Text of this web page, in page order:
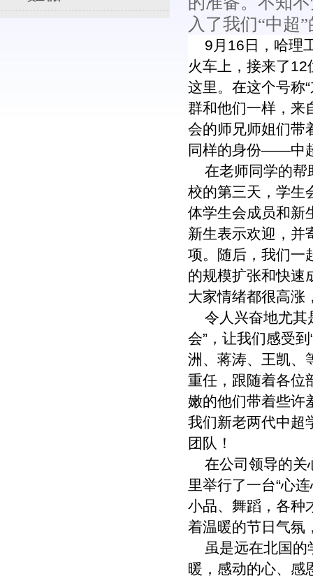
入了我们“中超
9月16日，哈理
火车上，接来了
这里。在这个号称
群和他们一样，来
会的师兄师姐们带
同样的身份——中
在老师同学的帮
校的第三天，学生
体学生会成员和新
新生表示欢迎，并
项。随后，我们一
的规模扩张和快速
大家情绪都很高涨
令人兴奋地尤其
会”，让我们感受
洲、蒋涛、王凯、
重任，跟随着各位
嫩的他们带着些许
我们新老两代中超
团队！
在公司领导的关
里举行了一台“心
小品、舞蹈，各种
着温暖的节日气氛
虽是远在北国的
暖，感动的心、感